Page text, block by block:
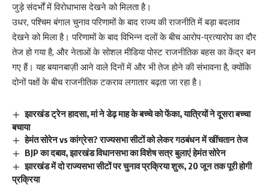
जुड़े संदर्भों में विरोधाभास देखने को मिलता है।
उधर, पश्चिम बंगाल चुनाव परिणामों के बाद राज्य की राजनीति में बड़ा बदलाव
देखने को मिला है। परिणामों के बाद विभिन्न दलों के बीच आरोप-प्रत्यारोप का दौर
तेज हो गया है, और नेताओं के सोशल मीडिया पोस्ट राजनीतिक बहस का केंद्र बन
गए हैं। यह बयानबाज़ी आने वाले दिनों में और भी तेज होने की संभावना है, क्योंकि
दोनों पक्षों के बीच राजनीतिक टकराव लगातार बढ़ता जा रहा है।
झारखंड ट्रेन हादसा, मां ने डेढ़ माह के बच्चे को फेंका, यात्रियों ने दूसरा बच्चा
बचाया
हेमंत सोरेन vs कांग्रेस? राज्यसभा सीटों को लेकर गठबंधन में खींचतान तेज
BJP का दबाव, झारखंड विधानसभा का विशेष सत्र बुलाएं हेमंत सोरेन
झारखंड में दो राज्यसभा सीटों पर चुनाव प्रक्रिया शुरू, 20 जून तक पूरी होगी
प्रक्रिया